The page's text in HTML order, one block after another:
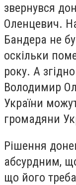
звернувся
Оленцевич.
Бандера не
оскільки
року. А
Володимир
України
громадяни
Рішення
абсурдним,
що його